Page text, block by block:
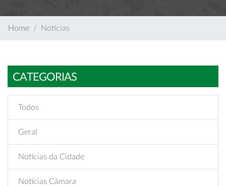
Home Notícias
CATEGORIAS
Todos
Geral
Notícias da Cidade
Notícias Câmara